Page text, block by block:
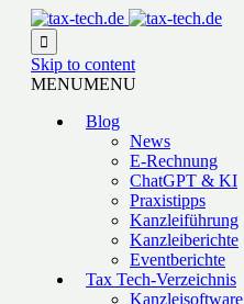

Skip to content
MENUMENU
Blog
News
E-Rechnung
ChatGPT & KI
Praxistipps
Kanzleiführung
Kanzleiberichte
Eventberichte
Tax Tech-Verzeichnis
Kanzleisoftware